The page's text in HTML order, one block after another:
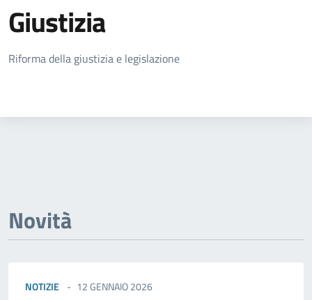
Giustizia
Dettagli della notizia
Riforma della giustizia e legislazione
Novità
NOTIZIE 12 GENNAIO 2026